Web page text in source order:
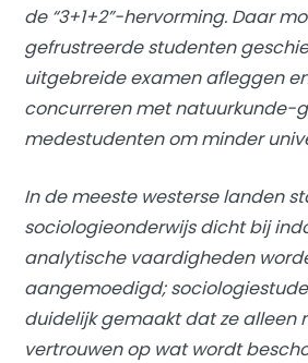
de “3+1+2”-hervorming. Daar
gefrustreerde studenten
uitgebreide examen afleggen
concurreren met natuurkunde-
medestudenten om minder
In de meeste westerse landen
sociologieonderwijs dicht bij
analytische vaardigheden
aangemoedigd;
duidelijk gemaakt dat ze alleen
vertrouwen op wat wordt